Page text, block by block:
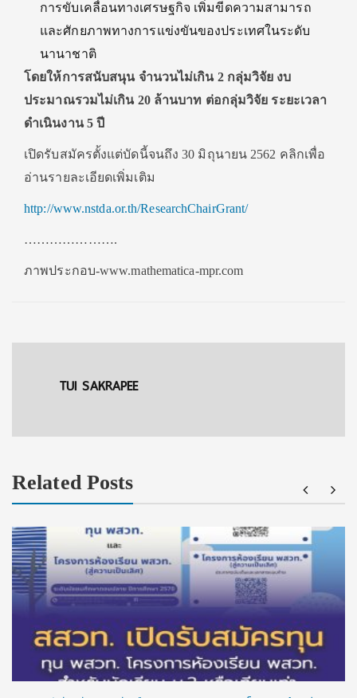
การขับเคลื่อนทางเศรษฐกิจ เพิ่มขีดความสามารถ
และศักยภาพทางการแข่งขันของประเทศในระดับ
นานาชาติ
โดยให้การสนับสนุน จำนวนไม่เกิน 2 กลุ่มวิจัย งบ
ประมาณรวมไม่เกิน 20 ล้านบาท ต่อกลุ่มวิจัย ระยะเวลา
ดำเนินงาน 5 ปี
เปิดรับสมัครตั้งแต่บัดนี้จนถึง 30 มิถุนายน 2562 คลิกเพื่อ
อ่านรายละเอียดเพิ่มเติม
http://www.nstda.or.th/ResearchChairGrant/
………………….
ภาพประกอบ-www.mathematica-mpr.com
TUI SAKRAPEE
Related Posts